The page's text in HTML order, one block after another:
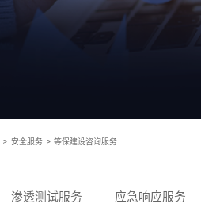
> 安全服务 > 等保建设咨询服务
渗透测试服务 应急响应服务